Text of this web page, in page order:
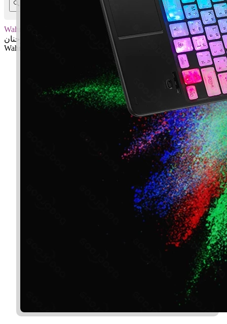
Wahnan
وحنان
Wahnan: Mudah, senang, kelembutan
✚ Baju Baby Custom Nama 'Wahnan'